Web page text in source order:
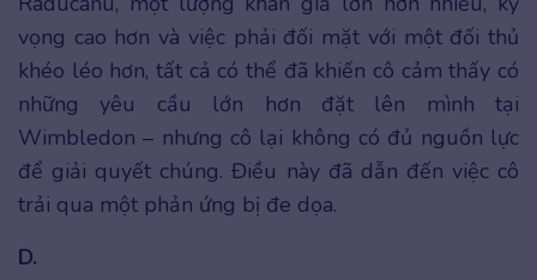
vọng cao hơn và việc phải đối mặt với một đối thủ
khéo léo hơn, tất cả có thể đã khiến cô cảm thấy có
những yêu cầu lớn hơn đặt lên mình tại
Wimbledon – nhưng cô lại không có đủ nguồn lực
để giải quyết chúng. Điều này đã dẫn đến việc cô
trải qua một phản ứng bị đe dọa.
D.